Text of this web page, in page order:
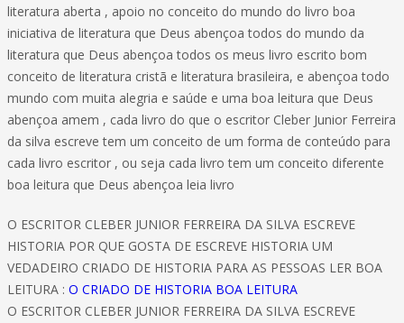
literatura aberta , apoio no conceito do mundo do livro boa
iniciativa de literatura que Deus abençoa todos do mundo da
literatura que Deus abençoa todos os meus livro escrito bom
conceito de literatura cristã e literatura brasileira, e abençoa todo
mundo com muita alegria e saúde e uma boa leitura que Deus
abençoa amem , cada livro do que o escritor Cleber Junior Ferreira
da silva escreve tem um conceito de um forma de conteúdo para
cada livro escritor , ou seja cada livro tem um conceito diferente
boa leitura que Deus abençoa leia livro
O ESCRITOR CLEBER JUNIOR FERREIRA DA SILVA ESCREVE
HISTORIA POR QUE GOSTA DE ESCREVE HISTORIA UM
VEDADEIRO CRIADO DE HISTORIA PARA AS PESSOAS LER BOA
LEITURA : O CRIADO DE HISTORIA BOA LEITURA
O ESCRITOR CLEBER JUNIOR FERREIRA DA SILVA ESCREVE